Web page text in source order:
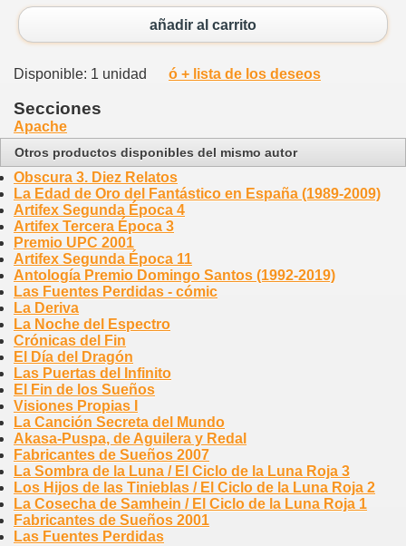
añadir al carrito
Disponible: 1 unidad ó + lista de los deseos
Secciones
Apache
Otros productos disponibles del mismo autor
Obscura 3. Diez Relatos
La Edad de Oro del Fantástico en España (1989-2009)
Artifex Segunda Época 4
Artifex Tercera Época 3
Premio UPC 2001
Artifex Segunda Época 11
Antología Premio Domingo Santos (1992-2019)
Las Fuentes Perdidas - cómic
La Deriva
La Noche del Espectro
Crónicas del Fin
El Día del Dragón
Las Puertas del Infinito
El Fin de los Sueños
Visiones Propias I
La Canción Secreta del Mundo
Akasa-Puspa, de Aguilera y Redal
Fabricantes de Sueños 2007
La Sombra de la Luna / El Ciclo de la Luna Roja 3
Los Hijos de las Tinieblas / El Ciclo de la Luna Roja 2
La Cosecha de Samhein / El Ciclo de la Luna Roja 1
Fabricantes de Sueños 2001
Las Fuentes Perdidas